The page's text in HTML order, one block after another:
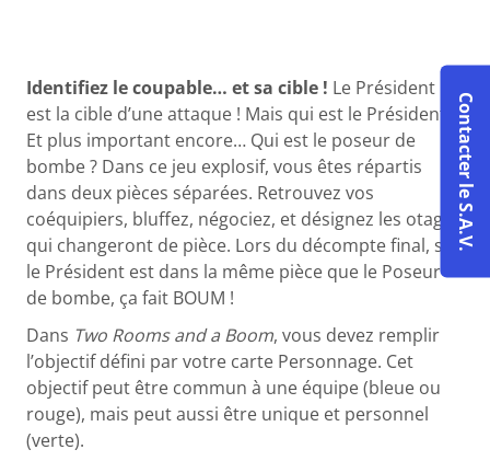
Identifiez le coupable… et sa cible ! Le Président
est la cible d’une attaque ! Mais qui est le Président ?
Et plus important encore… Qui est le poseur de
bombe ? Dans ce jeu explosif, vous êtes répartis
dans deux pièces séparées. Retrouvez vos
coéquipiers, bluffez, négociez, et désignez les otages
qui changeront de pièce. Lors du décompte final, si
le Président est dans la même pièce que le Poseur
de bombe, ça fait BOUM !
Dans Two Rooms and a Boom, vous devez remplir
l’objectif défini par votre carte Personnage. Cet
objectif peut être commun à une équipe (bleue ou
rouge), mais peut aussi être unique et personnel
(verte).
Contacter le S.A.V.